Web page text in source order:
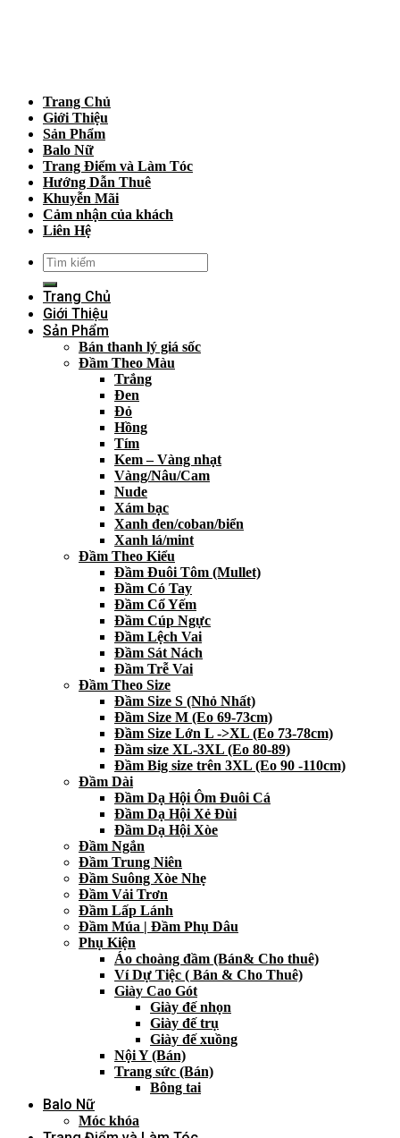
Trang Chủ
Giới Thiệu
Sản Phẩm
Balo Nữ
Trang Điểm và Làm Tóc
Hướng Dẫn Thuê
Khuyễn Mãi
Cảm nhận của khách
Liên Hệ
Trang Chủ
Giới Thiệu
Sản Phẩm
Bán thanh lý giá sốc
Đầm Theo Màu
Trắng
Đen
Đỏ
Hồng
Tím
Kem – Vàng nhạt
Vàng/Nâu/Cam
Nude
Xám bạc
Xanh đen/coban/biển
Xanh lá/mint
Đầm Theo Kiểu
Đầm Đuôi Tôm (Mullet)
Đầm Có Tay
Đầm Cổ Yếm
Đầm Cúp Ngực
Đầm Lệch Vai
Đầm Sát Nách
Đầm Trễ Vai
Đầm Theo Size
Đầm Size S (Nhỏ Nhất)
Đầm Size M (Eo 69-73cm)
Đầm Size Lớn L ->XL (Eo 73-78cm)
Đầm size XL-3XL (Eo 80-89)
Đầm Big size trên 3XL (Eo 90 -110cm)
Đầm Dài
Đầm Dạ Hội Ôm Đuôi Cá
Đầm Dạ Hội Xẻ Đùi
Đầm Dạ Hội Xòe
Đầm Ngắn
Đầm Trung Niên
Đầm Suông Xòe Nhẹ
Đầm Vải Trơn
Đầm Lấp Lánh
Đầm Múa | Đầm Phụ Dâu
Phụ Kiện
Áo choàng đầm (Bán& Cho thuê)
Ví Dự Tiệc ( Bán & Cho Thuê)
Giày Cao Gót
Giày đế nhọn
Giày đế trụ
Giày đế xuồng
Nội Y (Bán)
Trang sức (Bán)
Bông tai
Balo Nữ
Móc khóa